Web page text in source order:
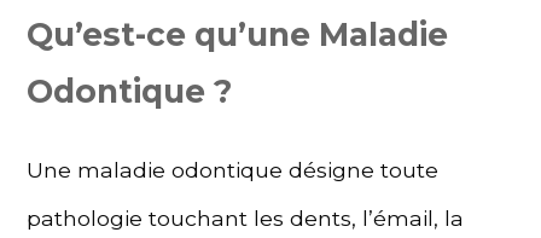
Qu’est-ce qu’une Maladie
Odontique ?
Une maladie odontique désigne toute
pathologie touchant les dents, l’émail, la